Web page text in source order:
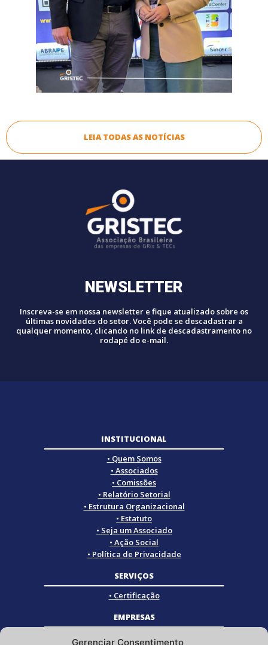
Gerenciar Consentimento
LEIA TODAS AS NOTÍCIAS
NEWSLETTER
Inscreva-se em nossa newsletter e fique atualizado sobre os
últimas novidades do setor. Você pode se descadastrar a
qualquer momento, clicando no link de descadastramento no
rodapé do e-mail.
INSTITUCIONAL
• Quem Somos
• Associados
• Comissões
• Relatório Setorial
• Estrutura Organizacional
• Estatuto
• Seja um Associado
• Ação Social
• Política de Privacidade
SERVIÇOS
• Certificação
EMPRESAS
• Empresas Associadas